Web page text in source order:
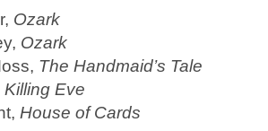
Ozark
Ozark
The Handmaid’s Tale
Killing Eve
House of Cards